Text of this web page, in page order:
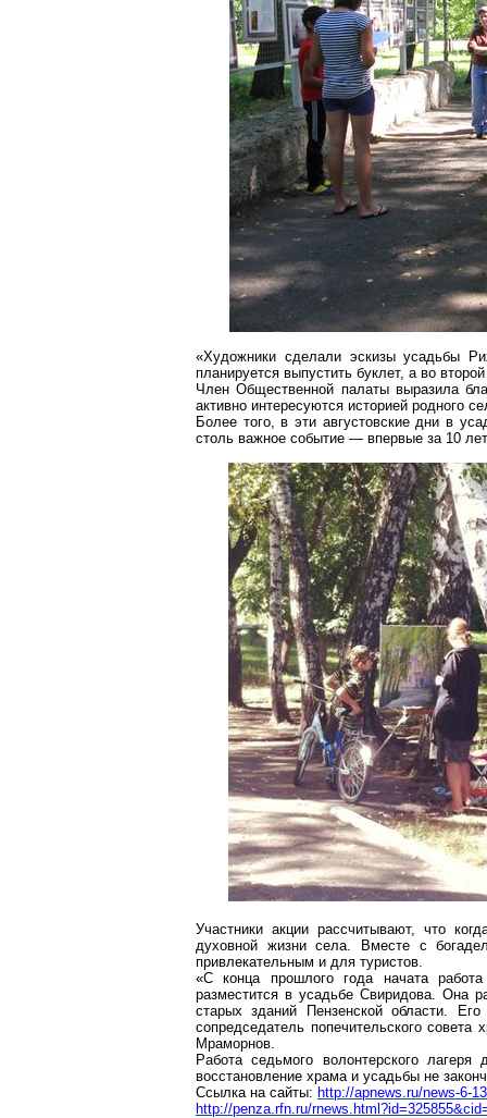
«Художники сделали эскизы усадьбы
планируется выпустить буклет, а во
Член Общественной палаты выразила
активно интересуются историей родного
Более того, в эти августовские дни в
столь важное событие — впервые за 10
Участники акции рассчитывают, что
духовной жизни села. Вместе с
привлекательным и для туристов.
«С конца прошлого года начата
разместится в усадьбе Свиридова. Она
старых зданий Пензенской области.
сопредседатель попечительскогосовета
Мраморнов.
Работа седьмого волонтерского
восстановление храма и усадьбы не
Ссылка на сайты: http://apnews.ru/news-6-
http://penza.rfn.ru/rnews